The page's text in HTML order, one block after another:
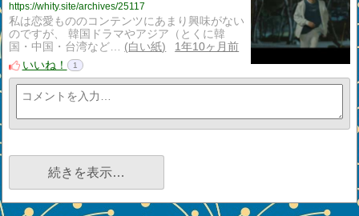
https://whity.site/archives/25117
私は恋愛もののコンテンツにあまり興味がない
のですが、 韓国ドラマやアジア（とくに韓
国・中国・台湾など…
白い紙
1年10ヶ月前
いいね！
1
続きを表示…